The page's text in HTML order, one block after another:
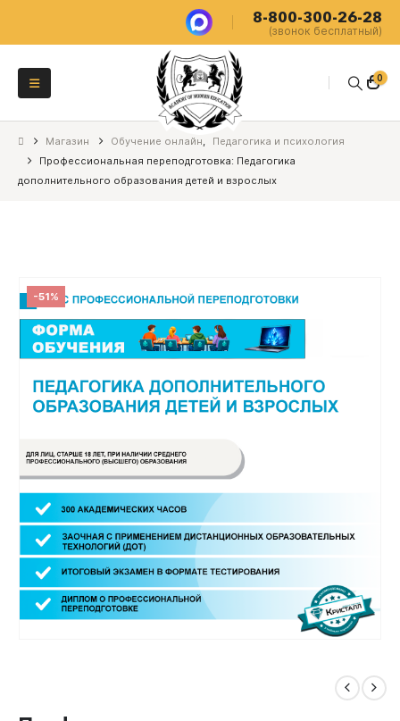
8-800-300-26-28
(звонок бесплатный)
0
Магазин Обучение онлайн,
Педагогика и психология
Профессиональная переподготовка: Педагогика
дополнительного образования детей и взрослых
-51%